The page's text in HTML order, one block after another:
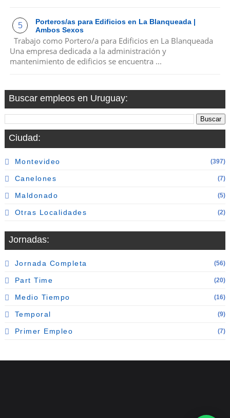
Porteros/as para Edificios en La Blanqueada |
Ambos Sexos
Trabajo como Portero/a para Edificios en La Blanqueada
Una empresa dedicada a la administración y
mantenimiento de edificios se encuentra ...
Buscar empleos en Uruguay:
Ciudad:
Montevideo (397)
Canelones (7)
Maldonado (5)
Otras Localidades (2)
Jornadas:
Jornada Completa (56)
Part Time (20)
Medio Tiempo (16)
Temporal (9)
Primer Empleo (7)